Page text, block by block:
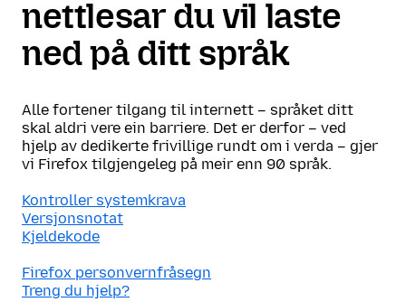
nettlesar du vil laste
ned på ditt språk
Alle fortener tilgang til internett – språket ditt
skal aldri vere ein barriere. Det er derfor – ved
hjelp av dedikerte frivillige rundt om i verda – gjer
vi Firefox tilgjengeleg på meir enn 90 språk.
Kontroller systemkrava
Versjonsnotat
Kjeldekode
Firefox personvernfråsegn
Treng du hjelp?